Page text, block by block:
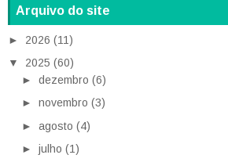
Arquivo do site
► 2026 (11)
▼ 2025 (60)
► dezembro (6)
► novembro (3)
► agosto (4)
► julho (1)